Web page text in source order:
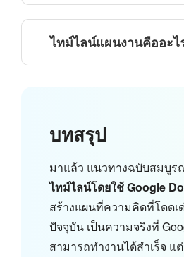
ไทม์ไลน์แผนงานคืออะไ
บทสรุป
มาแล้ว แนวทางฉบับสมบูร
ไทม์ไลน์โดยใช้ Google
สร้างแผนที่ความคิดที่โดดเ
ปัจจุบัน เป็นความจริงที่
สามารถทำงานได้สำเร็จ